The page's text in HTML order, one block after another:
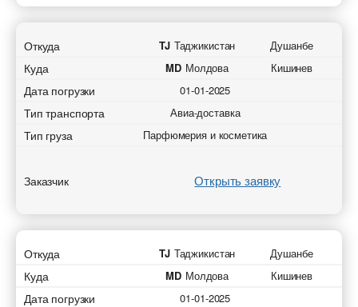
Откуда TJ Таджикистан Душанбе
Куда MD Молдова Кишинев
Дата погрузки 01-01-2025
Тип транспорта Авиа-доставка
Тип груза Парфюмерия и косметика
Заказчик Открыть заявку
Откуда TJ Таджикистан Душанбе
Куда MD Молдова Кишинев
Дата погрузки 01-01-2025